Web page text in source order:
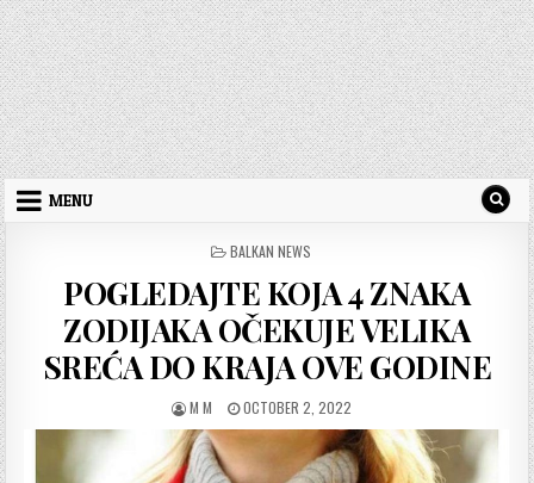
MENU
POSTED
BALKAN NEWS
POGLEDAJTE KOJA 4 ZNAKA
ZODIJAKA OČEKUJE VELIKA
SREĆA DO KRAJA OVE GODINE
AUTHOR:
M M
PUBLISHED
DATE:
OCTOBER 2, 2022